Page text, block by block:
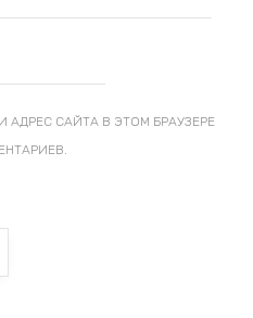
АДРЕС САЙТА В ЭТОМ БРАУЗЕРЕ